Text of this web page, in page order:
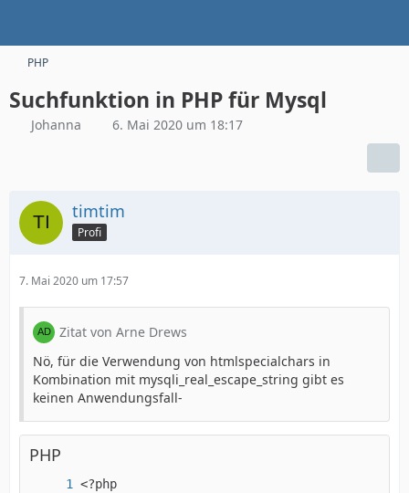
PHP
Suchfunktion in PHP für Mysql
Johanna 6. Mai 2020 um 18:17
timtim
Profi
7. Mai 2020 um 17:57
Zitat von Arne Drews
Nö, für die Verwendung von htmlspecialchars in
Kombination mit mysqli_real_escape_string gibt es
keinen Anwendungsfall-
PHP